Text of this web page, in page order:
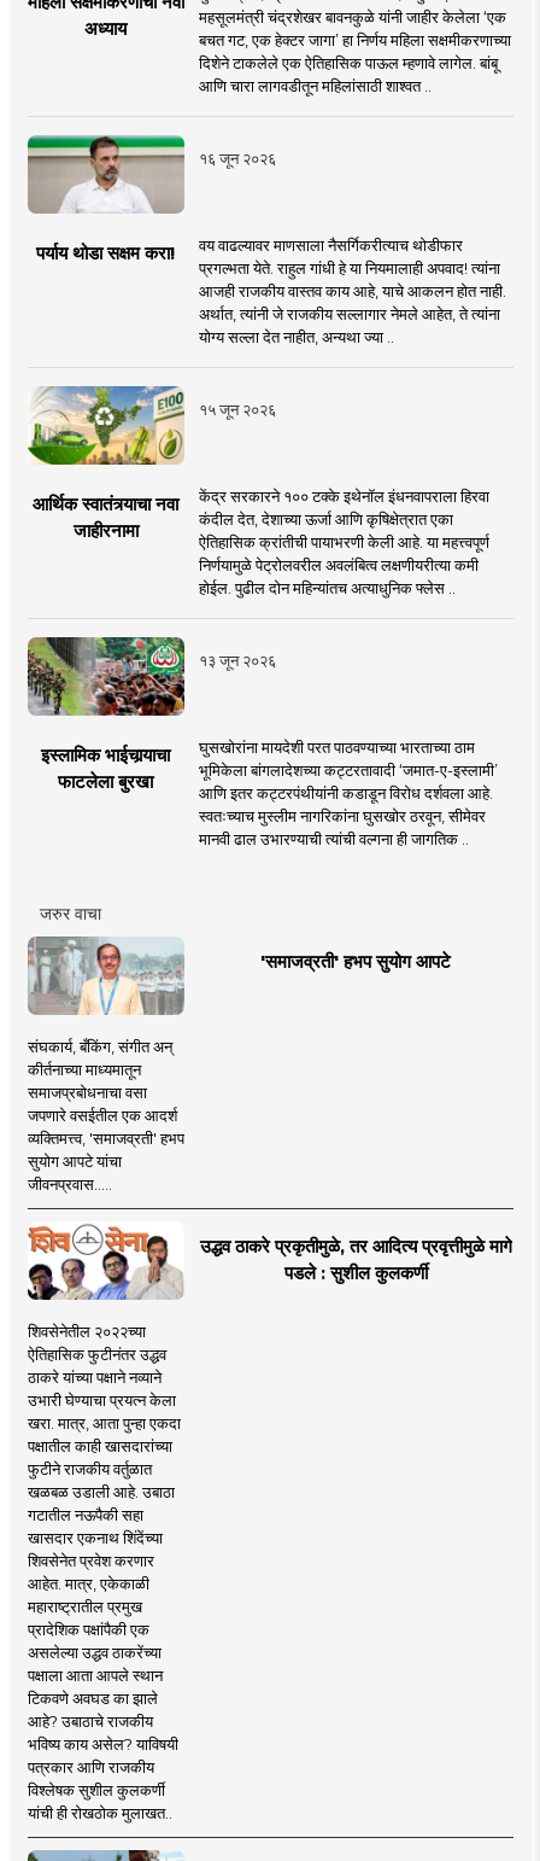
अध्याय
महसूलमंत्री चंद्रशेखर बावनकुळे यांनी जाहीर केलेला ‘एक
बचत गट, एक हेक्टर जागा’ हा निर्णय महिला सक्षमीकरणाच्या
दिशेने टाकलेले एक ऐतिहासिक पाऊल म्हणावे लागेल. बांबू
आणि चारा लागवडीतून महिलांसाठी शाश्वत ..
१६ जून २०२६
पर्याय थोडा सक्षम करा!
वय वाढल्यावर माणसाला नैसर्गिकरीत्याच थोडीफार
प्रगल्भता येते. राहुल गांधी हे या नियमालाही अपवाद! त्यांना
आजही राजकीय वास्तव काय आहे, याचे आकलन होत नाही.
अर्थात, त्यांनी जे राजकीय सल्लागार नेमले आहेत, ते त्यांना
योग्य सल्ला देत नाहीत, अन्यथा ज्या ..
१५ जून २०२६
आर्थिक स्वातंत्र्याचा नवा
जाहीरनामा
केंद्र सरकारने १०० टक्के इथेनॉल इंधनवापराला हिरवा
कंदील देत, देशाच्या ऊर्जा आणि कृषिक्षेत्रात एका
ऐतिहासिक क्रांतीची पायाभरणी केली आहे. या महत्त्वपूर्ण
निर्णयामुळे पेट्रोलवरील अवलंबित्व लक्षणीयरीत्या कमी
होईल. पुढील दोन महिन्यांतच अत्याधुनिक फ्लेस ..
१३ जून २०२६
इस्लामिक भाईचार्‍याचा
फाटलेला बुरखा
घुसखोरांना मायदेशी परत पाठवण्याच्या भारताच्या ठाम
भूमिकेला बांगलादेशच्या कट्टरतावादी ‘जमात-ए-इस्लामी’
आणि इतर कट्टरपंथीयांनी कडाडून विरोध दर्शवला आहे.
स्वतःच्याच मुस्लीम नागरिकांना घुसखोर ठरवून, सीमेवर
मानवी ढाल उभारण्याची त्यांची वल्गना ही जागतिक ..
जरुर वाचा
'समाजव्रती' हभप सुयोग आपटे
संघकार्य, बँकिंग, संगीत अन्
कीर्तनाच्या माध्यमातून
समाजप्रबोधनाचा वसा
जपणारे वसईतील एक आदर्श
व्यक्तिमत्त्व, 'समाजव्रती' हभप
सुयोग आपटे यांचा
जीवनप्रवास.....
उद्धव ठाकरे प्रकृतीमुळे, तर आदित्य प्रवृत्तीमुळे मागे
पडले : सुशील कुलकर्णी
शिवसेनेतील २०२२च्या
ऐतिहासिक फुटीनंतर उद्धव
ठाकरे यांच्या पक्षाने नव्याने
उभारी घेण्याचा प्रयत्न केला
खरा. मात्र, आता पुन्हा एकदा
पक्षातील काही खासदारांच्या
फुटीने राजकीय वर्तुळात
खळबळ उडाली आहे. उबाठा
गटातील नऊपैकी सहा
खासदार एकनाथ शिंदेंच्या
शिवसेनेत प्रवेश करणार
आहेत. मात्र, एकेकाळी
महाराष्ट्रातील प्रमुख
प्रादेशिक पक्षांपैकी एक
असलेल्या उद्धव ठाकरेंच्या
पक्षाला आता आपले स्थान
टिकवणे अवघड का झाले
आहे? उबाठाचे राजकीय
भविष्य काय असेल? याविषयी
पत्रकार आणि राजकीय
विश्लेषक सुशील कुलकर्णी
यांची ही रोखठोक मुलाखत..